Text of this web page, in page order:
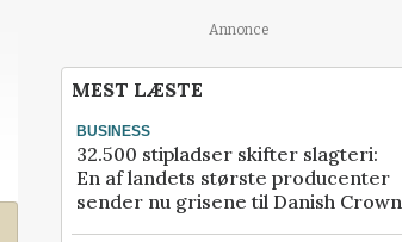
Annonce
MEST LÆSTE
BUSINESS
32.500 stipladser skifter slagteri:
En af landets største producenter
sender nu grisene til Danish Crown